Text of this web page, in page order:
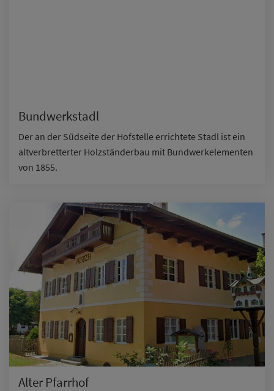
Bundwerkstadl
Der an der Südseite der Hofstelle errichtete Stadl ist ein
altverbretterter Holzständerbau mit Bundwerkelementen
von 1855.
Alter Pfarrhof